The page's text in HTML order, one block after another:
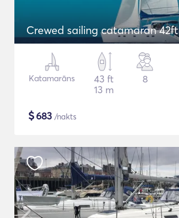
Crewed sailing catamaran 42ft
Katamarāns
43 ft
13 m
8
$683 /nakts